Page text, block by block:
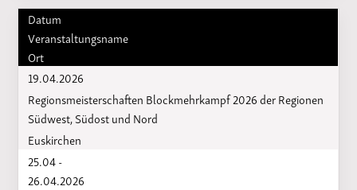
Datum
Veranstaltungsname
Ort
19.04.2026
Regionsmeisterschaften Blockmehrkampf 2026 der Regionen
Südwest, Südost und Nord
Euskirchen
25.04 -
26.04.2026